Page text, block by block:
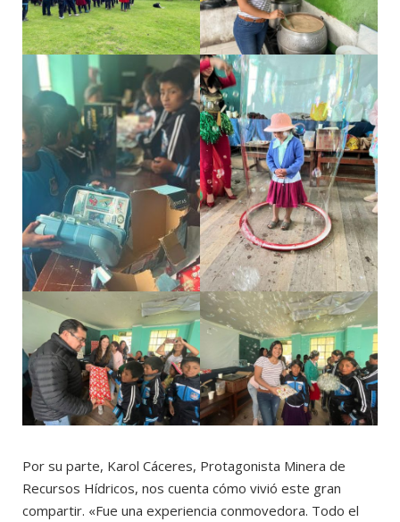
Por su parte, Karol Cáceres, Protagonista Minera de
Recursos Hídricos, nos cuenta cómo vivió este gran
compartir. «Fue una experiencia conmovedora. Todo el